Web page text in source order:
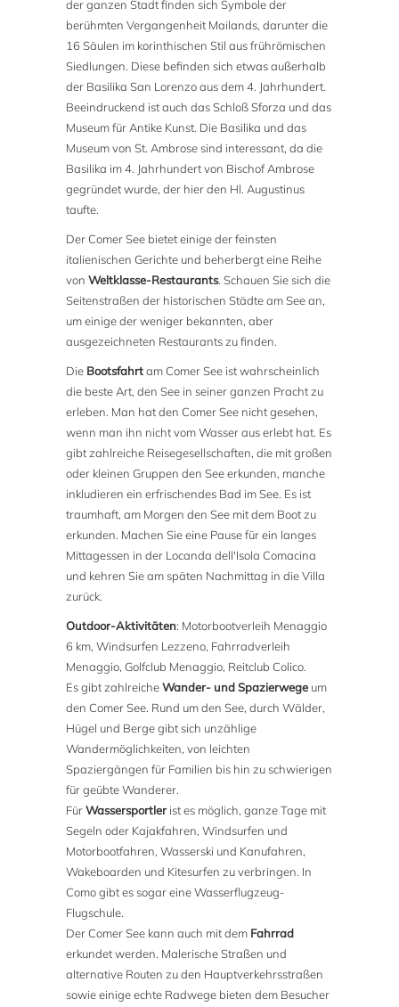
der ganzen Stadt finden sich Symbole der
berühmten Vergangenheit Mailands, darunter die
16 Säulen im korinthischen Stil aus frührömischen
Siedlungen. Diese befinden sich etwas außerhalb
der Basilika San Lorenzo aus dem 4. Jahrhundert.
Beeindruckend ist auch das Schloß Sforza und das
Museum für Antike Kunst. Die Basilika und das
Museum von St. Ambrose sind interessant, da die
Basilika im 4. Jahrhundert von Bischof Ambrose
gegründet wurde, der hier den Hl. Augustinus
taufte.
Der Comer See bietet einige der feinsten
italienischen Gerichte und beherbergt eine Reihe
vonWeltklasse-Restaurants. Schauen Sie sich die
Seitenstraßen der historischen Städte am See an,
um einige der weniger bekannten, aber
ausgezeichneten Restaurants zu finden.
Die Bootsfahrtam Comer See ist wahrscheinlich
die beste Art, den See in seiner ganzen Pracht zu
erleben. Man hat den Comer See nicht gesehen,
wenn man ihn nicht vom Wasser aus erlebt hat. Es
gibt zahlreiche Reisegesellschaften, die mit großen
oder kleinen Gruppen den See erkunden, manche
inkludieren ein erfrischendes Bad im See. Es ist
traumhaft, am Morgen den See mit dem Boot zu
erkunden. Machen Sie eine Pause für ein langes
Mittagessen in der Locanda dell'Isola Comacina
und kehren Sie am späten Nachmittag in die Villa
zurück.
Outdoor-Aktivitäten: Motorbootverleih Menaggio
6 km, Windsurfen Lezzeno, Fahrradverleih
Menaggio, Golfclub Menaggio, Reitclub Colico.
Es gibt zahlreicheWander- und Spazierwege um
den Comer See. Rund um den See, durch Wälder,
Hügel und Berge gibt sich unzählige
Wandermöglichkeiten, von leichten
Spaziergängen für Familien bis hin zu schwierigen
für geübte Wanderer.
FürWassersportlerist es möglich, ganze Tage mit
Segeln oder Kajakfahren, Windsurfen und
Motorbootfahren, Wasserski und Kanufahren,
Wakeboarden und Kitesurfen zu verbringen. In
Como gibt es sogar eine Wasserflugzeug-
Flugschule.
Der Comer See kann auch mit dem Fahrrad
erkundet werden. Malerische Straßen und
alternative Routen zu den Hauptverkehrsstraßen
sowie einige echte Radwege bieten dem Besucher